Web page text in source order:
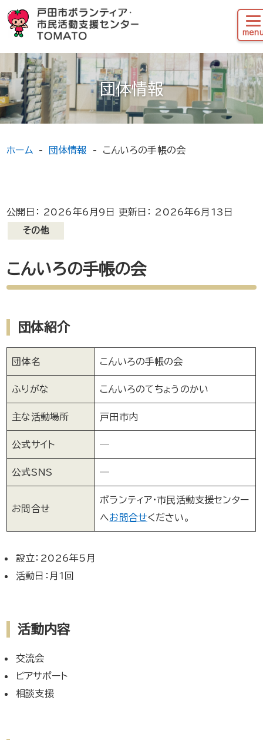
団体情報
ホーム 団体情報 こんいろの手帳の会
公開日： 2026年6月9日 更新日： 2026年6月13日
その他
こんいろの手帳の会
団体紹介
団体名 こんいろの手帳の会
ふりがな こんいろのてちょうのかい
主な活動場所 戸田市内
公式サイト ─
公式SNS ─
お問合せ
ボランティア・市民活動支援センター
へお問合せください。
設立：2026年5月
活動日：月1回
活動内容
交流会
ピアサポート
相談支援